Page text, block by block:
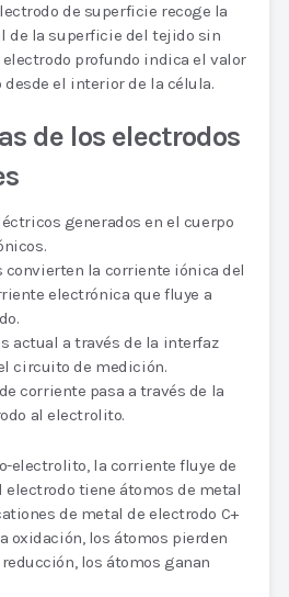
de superficie recoge la
de la superficie del tejido sin
profundo indica el valor
el interior de la célula.
de los electrodos
generados en el cuerpo
convierten la corriente iónica del
electrónica que fluye a
actual a través de la interfaz
circuito de medición.
corriente pasa a través de la
al electrolito.
electrolito, la corriente fluye de
electrodo tiene átomos de metal
de metal de electrodo C+
oxidación, los átomos pierden
los átomos ganan